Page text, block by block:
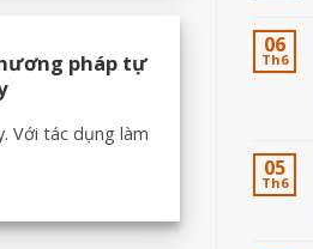
pháp tự
Với tác dụng làm
06
Th6
05
Th6